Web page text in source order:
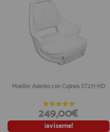
Moeller Asiento con Cojines ST271-HD
249,00€
¡avíseme!